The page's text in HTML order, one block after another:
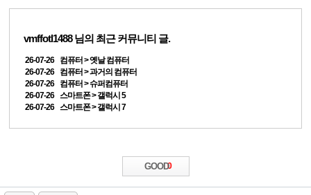
vmffotl1488님의 최근 커뮤니티 글.
26-07-26 컴퓨터 > 옛날 컴퓨터
26-07-26 컴퓨터 > 과거의 컴퓨터
26-07-26 컴퓨터 > 슈퍼컴퓨터
26-07-26 스마트폰 > 갤럭시 5
26-07-26 스마트폰 > 갤럭시 7
GOOD0